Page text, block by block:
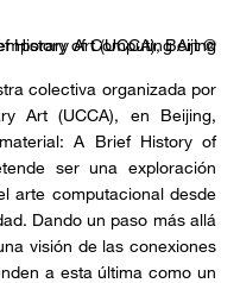
colectiva organizada por
Art (UCCA), en Beijing,
A Brief History of
ser una exploración
arte computacional desde
Dando un paso más allá
visión de las conexiones
a esta última como un